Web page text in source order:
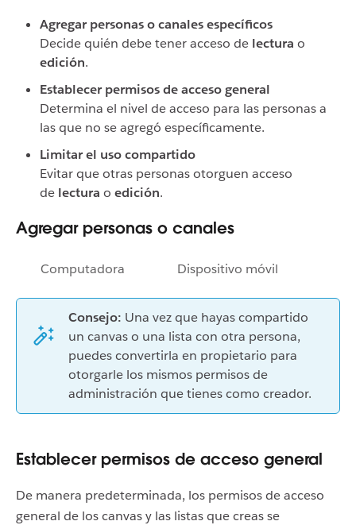
Agregar personas o canales específicos
Decide quién debe tener acceso de lectura o
edición.
Establecer permisos de acceso general
Determina el nivel de acceso para las personas a
las que no se agregó específicamente.
Limitar el uso compartido
Evitar que otras personas otorguen acceso
de lectura o edición.
Agregar personas o canales
Computadora Dispositivo móvil
Consejo: Una vez que hayas compartido
un canvas o una lista con otra persona,
puedes convertirla en propietario para
otorgarle los mismos permisos de
administración que tienes como creador.
Establecer permisos de acceso general
De manera predeterminada, los permisos de acceso
general de los canvas y las listas que creas se